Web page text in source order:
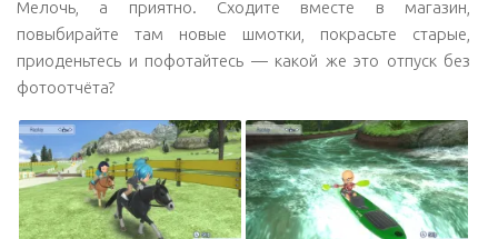
Мелочь, а приятно. Сходите вместе в магазин,
повыбирайте там новые шмотки, покрасьте старые,
приоденьтесь и пофотайтесь — какой же это отпуск без
фотоотчёта?